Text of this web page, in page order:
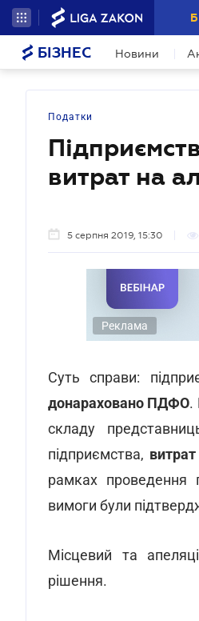
БІЗНЕС Новини
Податки
витрат на
5 серпня 2019, 15:30
Реклама
Суть справи:
донараховано ПДФО.
складу
підприємства,
рамках проведення
вимоги були
Місцевий та
рішення.